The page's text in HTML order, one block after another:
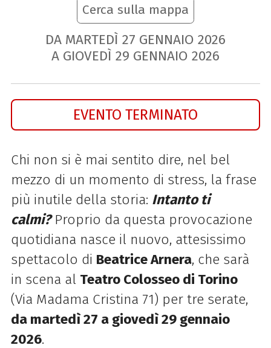
Cerca sulla mappa
DA MARTEDÌ 27 GENNAIO 2026
A GIOVEDÌ 29 GENNAIO 2026
EVENTO TERMINATO
Chi non si è mai sentito dire, nel bel
mezzo di un momento di stress, la frase
più inutile della storia: Intanto ti
calmi?Proprio da questa provocazione
quotidiana nasce il nuovo, attesissimo
spettacolo di Beatrice Arnera, che sarà
in scena al Teatro Colosseo di Torino
(Via Madama Cristina 71) per tre serate,
da martedì 27 a giovedì 29 gennaio
2026.